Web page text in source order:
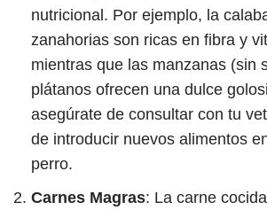
nutricional. Por ejemplo, la
zanahorias son ricas en fibra y
mientras que las manzanas (sin
plátanos ofrecen una dulce
asegúrate de consultar con tu
de introducir nuevos alimentos
perro.
Carnes Magras: La carne